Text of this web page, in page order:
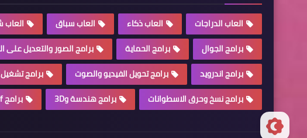
العاب الدراجات العاب ذكاء العاب سباق العاب
برامج الجوال
برامج الحماية برامج الصور والتعديل على
برامج اندرويد
برامج تحويل الفيديو والصوت برامج
برامج نسخ وحرق الاسطوانات
برامج هندسة و3D برامج pdf